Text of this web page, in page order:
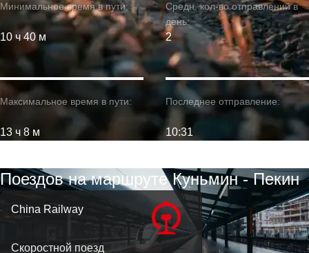
Минимальное время в пути:
10 ч 40 м
Максимальное время в пути:
13 ч 8 м
Средн. кол-во отправлений в
день:
2
Последнее отправление:
10:31
Поездов на маршруте Куньмин - Пекин
China Railway
Скоростной поезд